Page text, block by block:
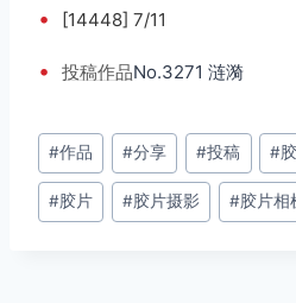
• [14448] 7/11
• 投稿作品No.3271 涟漪
文
章
标
#作品 #分享 #投稿 #
#胶片 #胶片摄影 #胶片相